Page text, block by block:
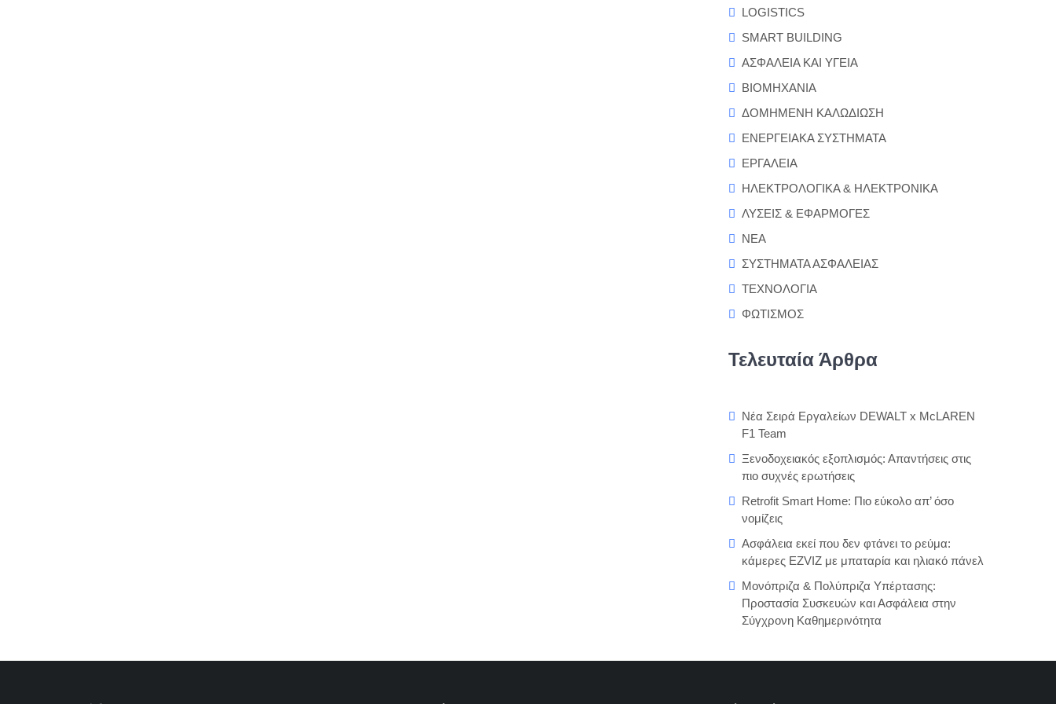
LOGISTICS
SMART BUILDING
ΑΣΦΑΛΕΙΑ ΚΑΙ ΥΓΕΙΑ
ΒΙΟΜΗΧΑΝΙΑ
ΔΟΜΗΜΕΝΗ ΚΑΛΩΔΙΩΣΗ
ΕΝΕΡΓΕΙΑΚΑ ΣΥΣΤΗΜΑΤΑ
ΕΡΓΑΛΕΙΑ
ΗΛΕΚΤΡΟΛΟΓΙΚΑ & ΗΛΕΚΤΡΟΝΙΚΑ
ΛΥΣΕΙΣ & ΕΦΑΡΜΟΓΕΣ
ΝΕΑ
ΣΥΣΤΗΜΑΤΑ ΑΣΦΑΛΕΙΑΣ
ΤΕΧΝΟΛΟΓΙΑ
ΦΩΤΙΣΜΟΣ
Τελευταία Άρθρα
Νέα Σειρά Εργαλείων DEWALT x McLAREN
F1 Team
Ξενοδοχειακός εξοπλισμός: Απαντήσεις στις
πιο συχνές ερωτήσεις
Retrofit Smart Home: Πιο εύκολο απ’ όσο
νομίζεις
Ασφάλεια εκεί που δεν φτάνει το ρεύμα:
κάμερες EZVIZ με μπαταρία και ηλιακό πάνελ
Μονόπριζα & Πολύπριζα Υπέρτασης:
Προστασία Συσκευών και Ασφάλεια στην
Σύγχρονη Καθημερινότητα